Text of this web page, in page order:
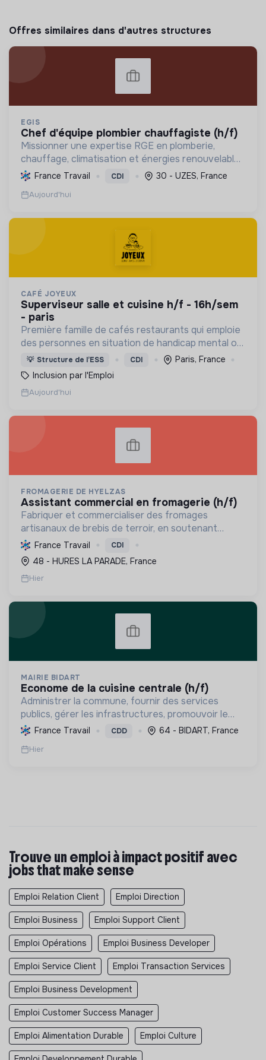
Offres similaires dans d'autres structures
EGIS
chef d'équipe plombier chauffagiste (h/f)
Missionner une expertise RGE en plomberie,
chauffage, climatisation et énergies renouvelables
pour les particuliers, professionnels et
collectivités, œuvrant pour la transition
énergétique et l'effica...
France Travail CDI 30 - UZES, France
Aujourd'hui
CAFÉ JOYEUX
superviseur salle et cuisine h/f - 16h/sem
- paris
Première famille de cafés restaurants qui emploie
des personnes en situation de handicap mental ou
cognitif, Café joyeux poursuit sa croissance au
service de l'inclusion avec déjà plusieurs cafés.
💡 Structure de l’ESS CDI
Paris, France
Inclusion par l'Emploi
Aujourd'hui
FROMAGERIE DE HYELZAS
assistant commercial en fromagerie (h/f)
Fabriquer et commercialiser des fromages
artisanaux de brebis de terroir, en soutenant
l'agriculture locale et biologique, et en promouvant
un modèle économique et social équitable.
France Travail CDI
48 - HURES LA PARADE, France
Hier
MAIRIE BIDART
econome de la cuisine centrale (h/f)
Administrer la commune, fournir des services
publics, gérer les infrastructures, promouvoir le
tourisme, et mettre en œuvre des politiques pour
une transition écologique et sociale durable.
France Travail CDD 64 - BIDART, France
Hier
Trouve un emploi à impact positif avec
jobs that make sense
Emploi Relation Client Emploi Direction
Emploi Business Emploi Support Client
Emploi Opérations Emploi Business Developer
Emploi Service Client Emploi Transaction Services
Emploi Business Development
Emploi Customer Success Manager
Emploi Alimentation Durable Emploi Culture